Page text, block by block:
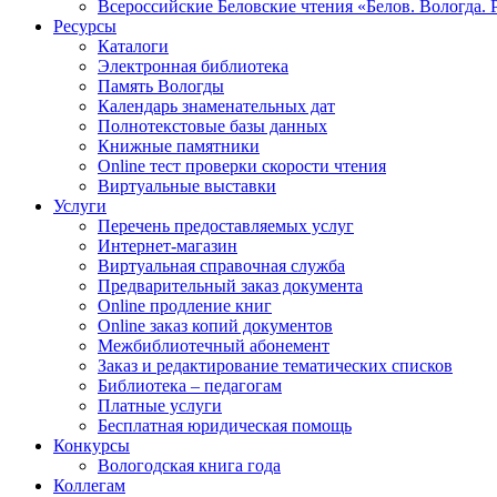
Всероссийские Беловские чтения «Белов. Вологда.
Ресурсы
Каталоги
Электронная библиотека
Память Вологды
Календарь знаменательных дат
Полнотекстовые базы данных
Книжные памятники
Online тест проверки скорости чтения
Виртуальные выставки
Услуги
Перечень предоставляемых услуг
Интернет-магазин
Виртуальная справочная служба
Предварительный заказ документа
Online продление книг
Online заказ копий документов
Межбиблиотечный абонемент
Заказ и редактирование тематических списков
Библиотека – педагогам
Платные услуги
Бесплатная юридическая помощь
Конкурсы
Вологодская книга года
Коллегам